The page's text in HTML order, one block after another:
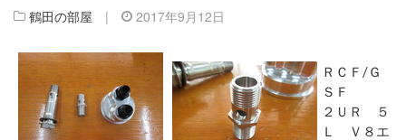
鶴田の部屋 | 2017年9月12日
ＲＣＦ/Ｇ
ＳＦ
２ＵＲ ５
Ｌ Ｖ８エ